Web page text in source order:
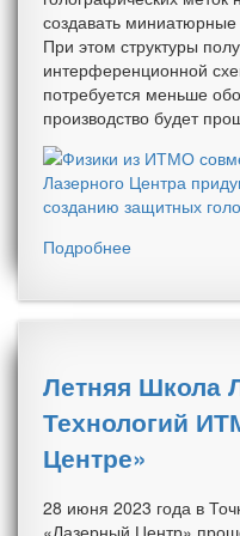
создавать
При этом структуры
интерференционной
потребуется меньше
производство будет
Подробнее
Летняя Школа
Технологий
Центре»
28 июня 2023 года в